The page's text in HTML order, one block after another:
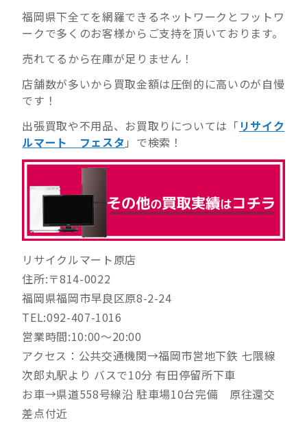
福岡県下全てを網羅できるネットワークとフットワ
ークで多くのお客様からご支持を頂いております。
売れてるから在庫が足りません！
店舗数が多いから買取金額は圧倒的に高いのが自慢
です！
出張買取や不用品、お買取りについては「 リサイク
ルマート フェスタ 」で検索！
リサイクルマート原店
住所:〒814-0022
福岡県福岡市早良区原8-2-24
TEL:092-407-1016
営業時間:10:00～20:00
アクセス：公共交通機関→福岡市営地下鉄 七隈線
次郎丸駅より バスで10分 有田停留所下車
お車→県道558号線沿 駐車場10台完備 原往還交
差点付近